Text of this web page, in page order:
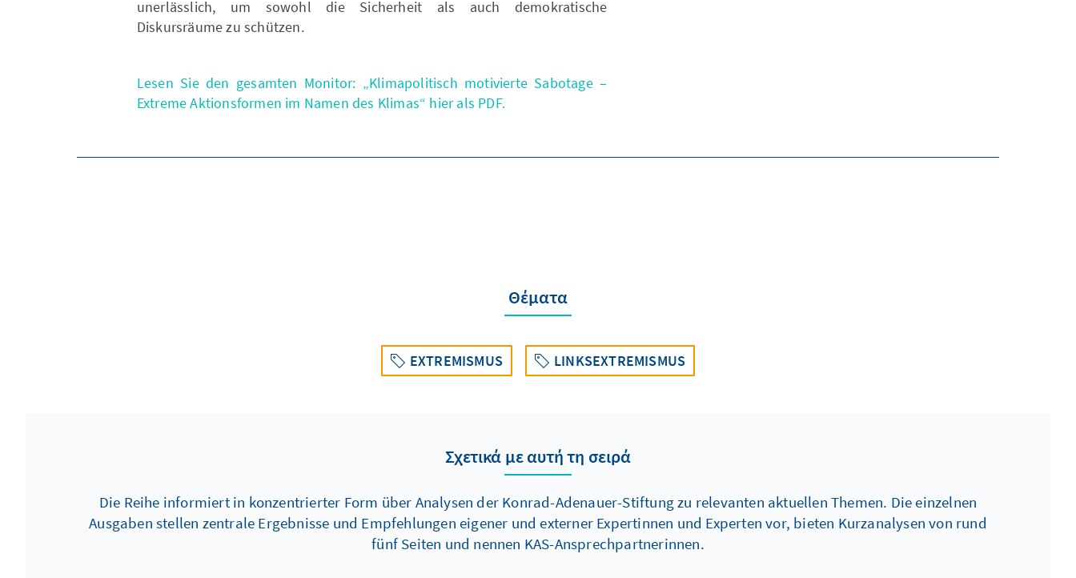
unerlässlich, um sowohl die Sicherheit als auch demokratische
Diskursräume zu schützen.
Lesen Sie den gesamten Monitor: „Klimapolitisch motivierte Sabotage –
Extreme Aktionsformen im Namen des Klimas“ hier als PDF.
Θέματα
EXTREMISMUS LINKSEXTREMISMUS
Σχετικά με αυτή τη σειρά
Die Reihe informiert in konzentrierter Form über Analysen der Konrad-Adenauer-Stiftung zu relevanten aktuellen Themen. Die einzelnen
Ausgaben stellen zentrale Ergebnisse und Empfehlungen eigener und externer Expertinnen und Experten vor, bieten Kurzanalysen von rund
fünf Seiten und nennen KAS-Ansprechpartnerinnen.